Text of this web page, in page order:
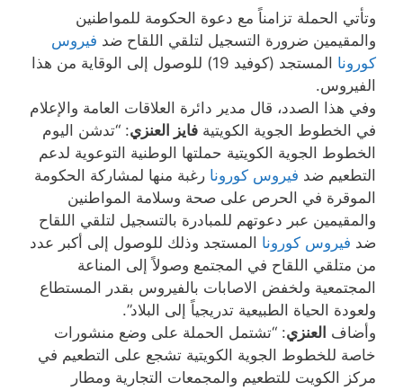
وتأتي الحملة تزامناً مع دعوة الحكومة للمواطنين
والمقيمين ضرورة التسجيل لتلقي اللقاح ضد فيروس
كورونا
المستجد (كوفيد 19) للوصول إلى الوقاية من هذا
الفيروس.
وفي هذا الصدد، قال مدير دائرة العلاقات العامة والإعلام
في الخطوط الجوية الكويتية فايز العنزي: “تدشن اليوم
الخطوط الجوية الكويتية حملتها الوطنية التوعوية لدعم
التطعيم ضد فيروس كورونا رغبة منها لمشاركة الحكومة
الموقرة في الحرص على صحة وسلامة المواطنين
والمقيمين عبر دعوتهم للمبادرة بالتسجيل لتلقي اللقاح
ضد فيروس كورونا المستجد وذلك للوصول إلى أكبر عدد
من متلقي اللقاح في المجتمع وصولاً إلى المناعة
المجتمعية ولخفض الاصابات بالفيروس بقدر المستطاع
ولعودة الحياة الطبيعية تدريجياً إلى البلاد”.
وأضاف العنزي: “تشتمل الحملة على وضع منشورات
خاصة للخطوط الجوية الكويتية تشجع على التطعيم في
مركز الكويت للتطعيم والمجمعات التجارية ومطار